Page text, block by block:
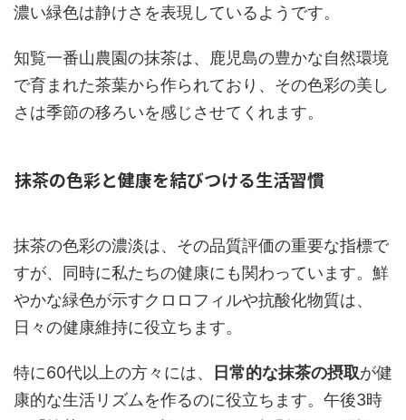
濃い緑色は静けさを表現しているようです。
知覧一番山農園の抹茶は、鹿児島の豊かな自然環境
で育まれた茶葉から作られており、その色彩の美し
さは季節の移ろいを感じさせてくれます。
抹茶の色彩と健康を結びつける生活習慣
抹茶の色彩の濃淡は、その品質評価の重要な指標で
すが、同時に私たちの健康にも関わっています。鮮
やかな緑色が示すクロロフィルや抗酸化物質は、
日々の健康維持に役立ちます。
特に60代以上の方々には、 日常的な抹茶の摂取が健
康的な生活リズムを作るのに役立ちます。午後3時